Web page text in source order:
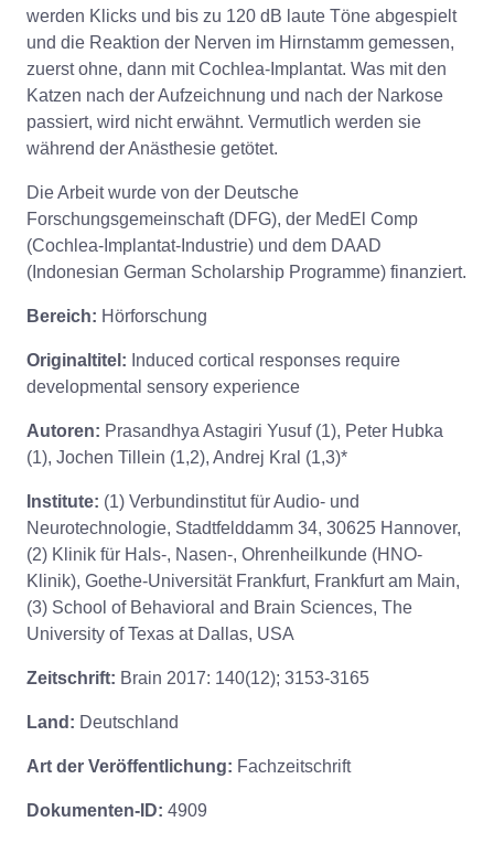
werden Klicks und bis zu 120 dB laute Töne abgespielt
und die Reaktion der Nerven im Hirnstamm gemessen,
zuerst ohne, dann mit Cochlea-Implantat. Was mit den
Katzen nach der Aufzeichnung und nach der Narkose
passiert, wird nicht erwähnt. Vermutlich werden sie
während der Anästhesie getötet.
Die Arbeit wurde von der Deutsche
Forschungsgemeinschaft (DFG), der MedEl Comp
(Cochlea-Implantat-Industrie) und dem DAAD
(Indonesian German Scholarship Programme) finanziert.
Bereich: Hörforschung
Originaltitel: Induced cortical responses require
developmental sensory experience
Autoren: Prasandhya Astagiri Yusuf (1), Peter Hubka
(1), Jochen Tillein (1,2), Andrej Kral (1,3)*
Institute: (1) Verbundinstitut für Audio- und
Neurotechnologie, Stadtfelddamm 34, 30625 Hannover,
(2) Klinik für Hals-, Nasen-, Ohrenheilkunde (HNO-
Klinik), Goethe-Universität Frankfurt, Frankfurt am Main,
(3) School of Behavioral and Brain Sciences, The
University of Texas at Dallas, USA
Zeitschrift: Brain 2017: 140(12); 3153-3165
Land: Deutschland
Art der Veröffentlichung: Fachzeitschrift
Dokumenten-ID: 4909